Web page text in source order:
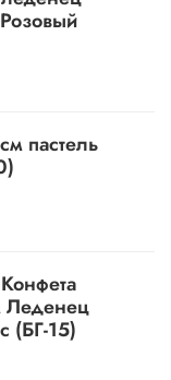
пастель
(БГ-15)